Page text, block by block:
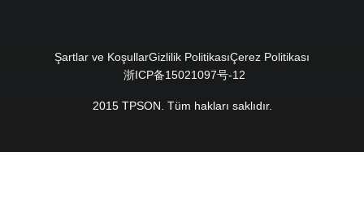
Şartlar ve KoşullarGizlilik PolitikasıÇerez Politikası
浙ICP备15021097号-12
2015 TPSON. Tüm hakları saklıdır.